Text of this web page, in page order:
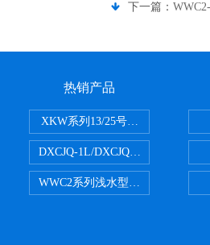
下一篇：
热销产品
XKW系列13/25号浮游生物网
DXCJQ-1L/DXCJQ-2L单联浮游
WWC2系列浅水型浮游生物网 浅